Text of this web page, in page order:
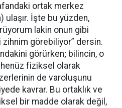
ortak merkez
ulaşır. İşte bu yüzden,
lakin onun gibi
görebiliyor” dersin.
görürken; bilincin, o
fiziksel olarak
de varoluşunu
kavrar. Bu ortaklık ve
bir madde olarak değil,